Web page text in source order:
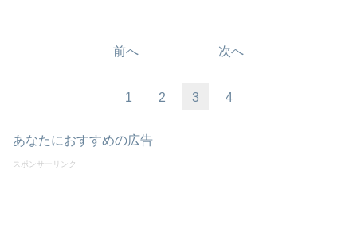
前へ 次へ
1 2 3 4
あなたにおすすめの広告
スポンサーリンク